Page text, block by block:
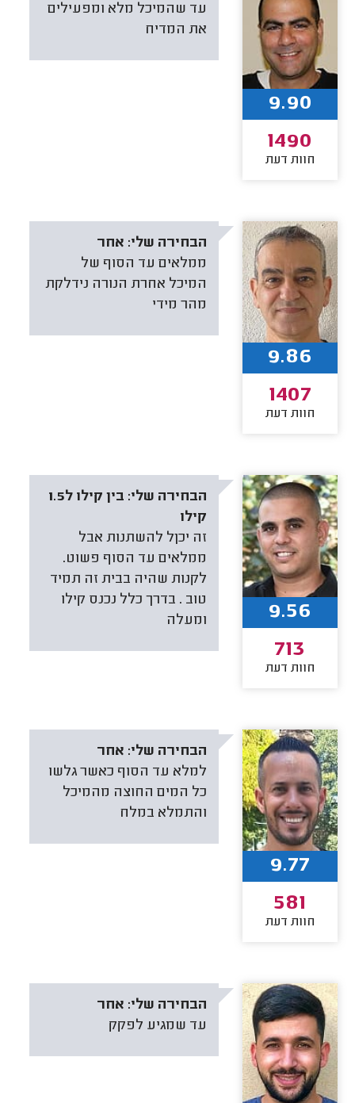
עד שהמיכל מלא ומפעילים
את המדיח
9.90
1490
חוות דעת
הבחירה שלי: אחר
ממלאים עד הסוף של
המיכל אחרת הנורה נידלקת
מהר מידי
9.86
1407
חוות דעת
הבחירה שלי:
בין קילו ל1.5
קילו
זה יכןל להשתנות אבל
ממלאים עד הסוף פשוט.
לקנות שהיה בבית זה תמיד
טוב . בדרך כלל נכנס קילו
ומעלה
9.56
713
חוות דעת
הבחירה שלי: אחר
למלא עד הסוף כאשר גלשו
כל המים החוצה מהמיכל
והתמלא במלח
9.77
581
חוות דעת
הבחירה שלי: אחר
עד שמגיע לפקק